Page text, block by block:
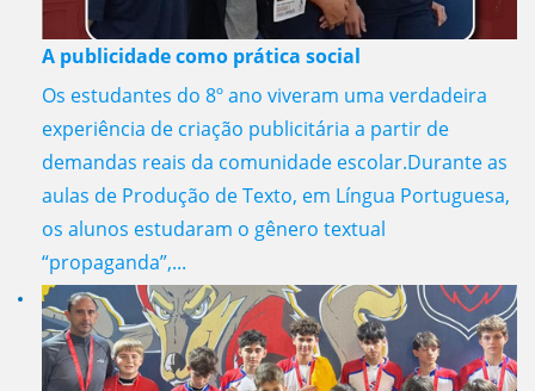
A publicidade como prática social
Os estudantes do 8º ano viveram uma verdadeira
experiência de criação publicitária a partir de
demandas reais da comunidade escolar.Durante as
aulas de Produção de Texto, em Língua Portuguesa,
os alunos estudaram o gênero textual
“propaganda”,...